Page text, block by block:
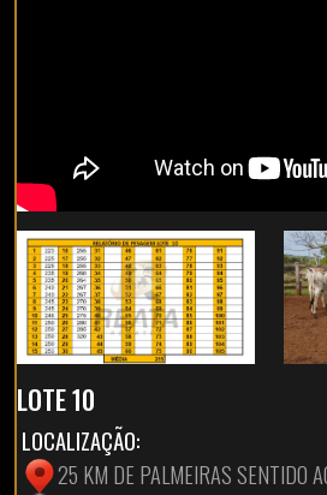
LOTE 10
LOCALIZAÇÃO:
25 KM DE PALMEIRAS SENTIDO